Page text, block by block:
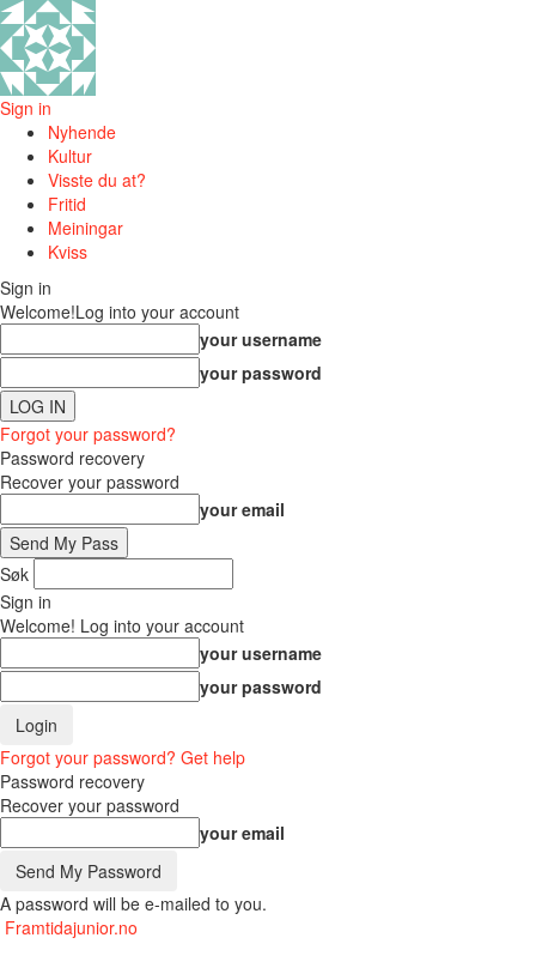
Sign in
Nyhende
Kultur
Visste du at?
Fritid
Meiningar
Kviss
Sign in
Welcome!Log into your account
your username
your password
Forgot your password?
Password recovery
Recover your password
your email
Søk
Sign in
Welcome! Log into your account
your username
your password
Forgot your password? Get help
Password recovery
Recover your password
your email
A password will be e-mailed to you.
Framtidajunior.no